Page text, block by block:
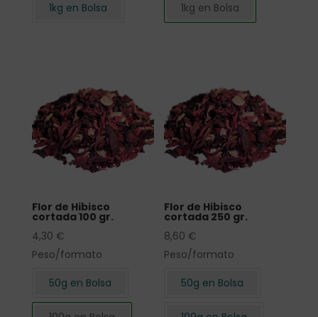
1kg en Bolsa 1kg en Bolsa
Flor de Hibisco
cortada 100 gr.
4,30 €
Peso/formato
50g en Bolsa
Flor de Hibisco
cortada 250 gr.
8,60 €
Peso/formato
50g en Bolsa